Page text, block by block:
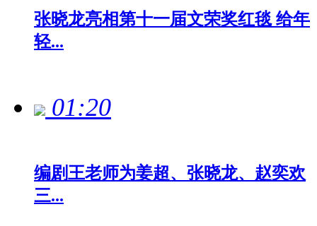
张晓龙亮相第十一届文荣奖红毯 给年
轻...
01:20
编剧王老师为姜超、张晓龙、赵奕欢
三...